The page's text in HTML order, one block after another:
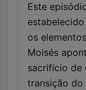
Este
os
Moisés
sacrifício de
transição do